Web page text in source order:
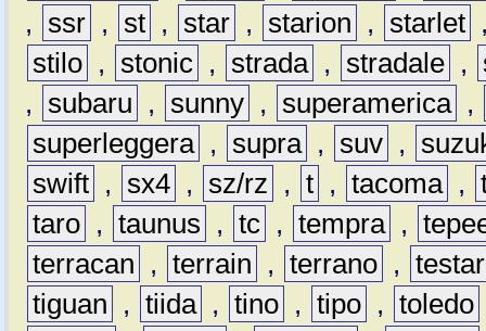
,
ssr , st , star , starion , starlet
stilo , stonic , strada , stradale ,
,
subaru , sunny , superamerica ,
superleggera , supra , suv ,
swift , sx4 , sz/rz , t , tacoma ,
taro , taunus , tc , tempra ,
terracan
, terrain , terrano ,
tiguan
, tiida , tino , tipo , toledo